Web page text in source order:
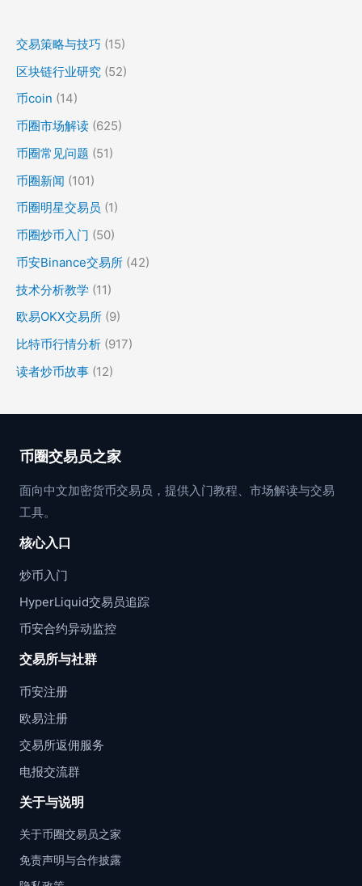
交易策略与技巧 (15)
区块链行业研究 (52)
币coin (14)
币圈市场解读 (625)
币圈常见问题 (51)
币圈新闻 (101)
币圈明星交易员 (1)
币圈炒币入门 (50)
币安Binance交易所 (42)
技术分析教学 (11)
欧易OKX交易所 (9)
比特币行情分析 (917)
读者炒币故事 (12)
币圈交易员之家
面向中文加密货币交易员，提供入门教程、市场解读与交易
工具。
核心入口
炒币入门
HyperLiquid交易员追踪
币安合约异动监控
交易所与社群
币安注册
欧易注册
交易所返佣服务
电报交流群
关于与说明
关于币圈交易员之家
免责声明与合作披露